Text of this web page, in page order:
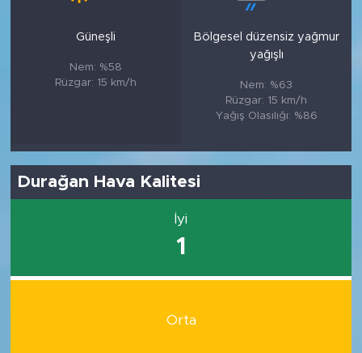
Güneşli
Nem: %58
Rüzgar: 15 km/h
Bölgesel düzensiz yağmur
yağışlı
Nem: %63
Rüzgar: 15 km/h
Yağış Olasılığı: %86
Durağan Hava Kalitesi
İyi
1
Orta